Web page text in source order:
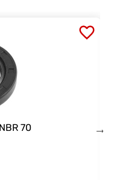
70